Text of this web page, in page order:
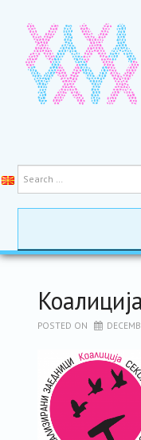
ACTIVITES
RESOURCES
ABOUT MEMBERS
POSTED ON